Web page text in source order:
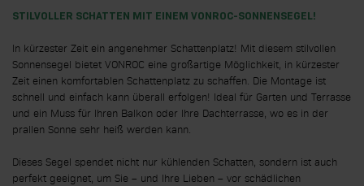
STILVOLLER SCHATTEN MIT EINEM VONROC-SONNENSEGEL!
In kürzester Zeit ein angenehmer Schattenplatz! Mit diesem stilvollen
Sonnensegel bietet VONROC eine großartige Möglichkeit, in kürzester
Zeit einen komfortablen Schattenplatz zu schaffen. Die Montage ist
schnell und einfach kann überall erfolgen! Ideal für Garten und Terrasse
und ein Muss für Ihren Balkon oder Ihre Dachterrasse, wo es in der
prallen Sonne sehr heiß werden kann.
Dieses Segel spendet nicht nur kühlenden Schatten, sondern ist auch
perfekt geeignet, um Sie – und Ihre Lieben – vor schädlichen